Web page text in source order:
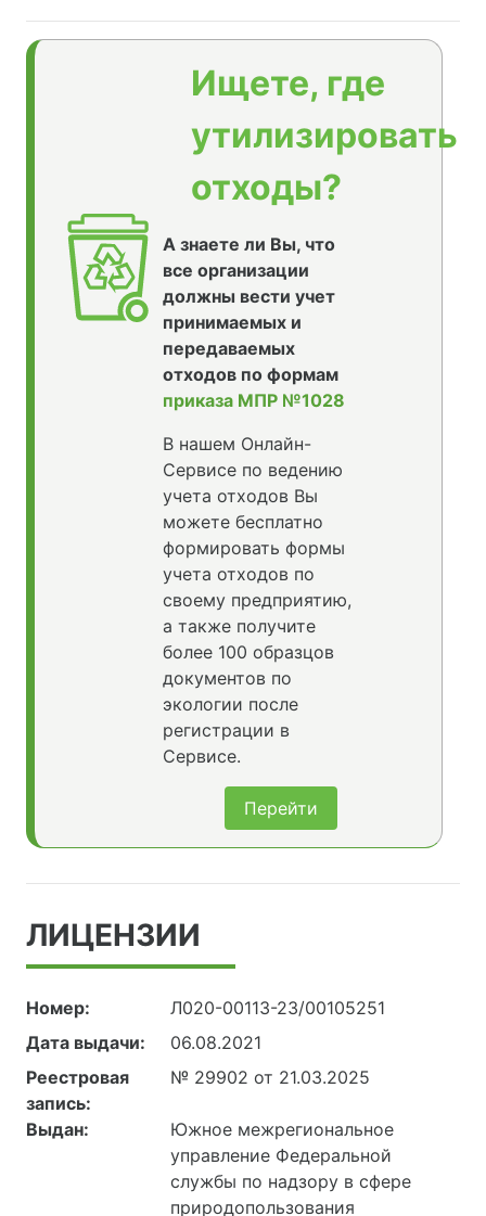
Ищете, где
утилизировать
отходы?
А знаете ли Вы, что
все организации
должны вести учет
принимаемых и
передаваемых
отходов по формам
приказа МПР №1028
В нашем Онлайн-
Сервисе по ведению
учета отходов Вы
можете бесплатно
формировать формы
учета отходов по
своему предприятию,
а также получите
более 100 образцов
документов по
экологии после
регистрации в
Сервисе.
Перейти
ЛИЦЕНЗИИ
Номер:
Л020-00113-23/00105251
Дата выдачи:
06.08.2021
Реестровая
запись:
№ 29902 от 21.03.2025
Выдан:
Южное межрегиональное
управление Федеральной
службы по надзору в сфере
природопользования